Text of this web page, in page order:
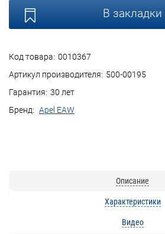
Код товара: 0010367
Артикул производителя: 500-00195
Гарантия: 30 лет
Бренд: Apel EAW
В закладки
Описание
Характеристики
Видео